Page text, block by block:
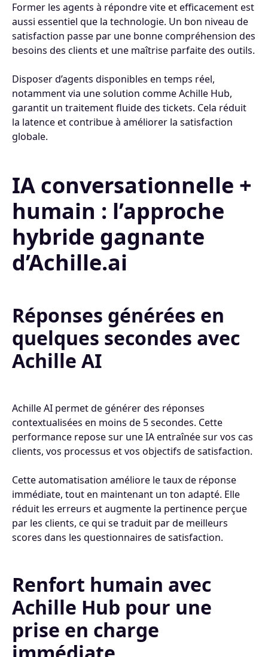
Former les agents à répondre vite et efficacement est
aussi essentiel que la technologie. Un bon niveau de
satisfaction passe par une bonne compréhension des
besoins des clients et une maîtrise parfaite des outils.
Disposer d’agents disponibles en temps réel,
notamment via une solution comme Achille Hub,
garantit un traitement fluide des tickets. Cela réduit
la latence et contribue à améliorer la satisfaction
globale.
IA conversationnelle +
humain : l’approche
hybride gagnante
d’Achille.ai
Réponses générées en
quelques secondes avec
Achille AI
Achille AI permet de générer des réponses
contextualisées en moins de 5 secondes. Cette
performance repose sur une IA entraînée sur vos cas
clients, vos processus et vos objectifs de satisfaction.
Cette automatisation améliore le taux de réponse
immédiate, tout en maintenant un ton adapté. Elle
réduit les erreurs et augmente la pertinence perçue
par les clients, ce qui se traduit par de meilleurs
scores dans les questionnaires de satisfaction.
Renfort humain avec
Achille Hub pour une
prise en charge